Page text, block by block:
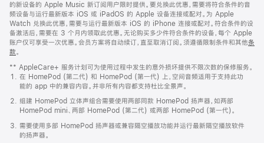
页
脚
的新设备的 Apple Music 新订阅用户限时提供。要兑换此优惠，需要将符合条件的音
频设备与运行最新版本 iOS 或 iPadOS 的 Apple 设备连接或配对。为 Apple
Watch 兑换此优惠，需要与运行最新版本 iOS 的 iPhone 连接或配对。符合条件的设
备激活后，需要在 3 个月内领取此优惠。无论购买多少件符合条件的设备，每个 Apple
账户仅可享受一次优惠。会员方案将自动续订，直至取消订阅。须遵循限制条件和其他条
款。
窗
口
中
打
开)
** AppleCare+ 服务计划可为使用过程中发生的意外损坏提供不限次数的保修服务。
在 HomePod (第二代) 和 HomePod (第一代) 上，空间音频适用于支持此功
能的 app 中的兼容内容。并非所有内容都支持杜比全景声。
组建 HomePod 立体声组合需要使用两部同款 HomePod 扬声器，如两部
HomePod mini、两部 HomePod (第二代) 或两部 HomePod (第一代)。
需要使用多部 HomePod 扬声器或兼容隔空播放功能并运行最新隔空播放软件
的扬声器。